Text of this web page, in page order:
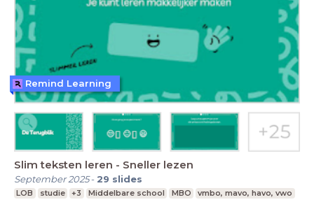
Slim teksten leren - Sneller lezen
September 2025- 29 slides
LOB studie +3 Middelbare school MBO vmbo, mavo, havo, vwo
Remind Learning